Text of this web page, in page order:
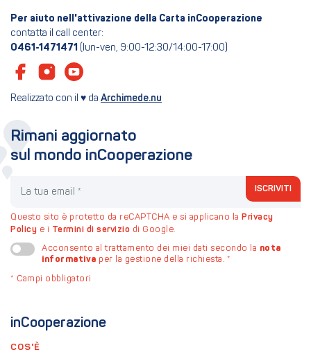
Per aiuto nell'attivazione della Carta inCooperazione
contatta il call center:
0461-1471471 (lun-ven, 9:00-12:30/14:00-17:00)
Realizzato con il ♥ da Archimede.nu
inCooperazione
COS'È
Rimani aggiornato
sul mondo inCooperazione
ISCRIVITI
Questo sito è protetto da reCAPTCHA e si applicano la Privacy
Policy e i Termini di servizio di Google.
Acconsento al trattamento dei miei dati secondo la nota
informativa per la gestione della richiesta. *
* Campi obbligatori